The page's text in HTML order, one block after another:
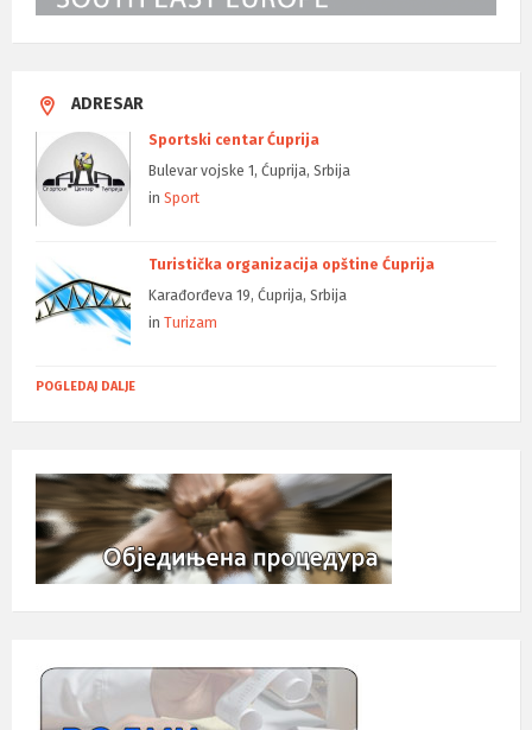
ADRESAR
Sportski centar Ćuprija
Bulevar vojske 1, Ćuprija, Srbija
in Sport
Turistička organizacija opštine Ćuprija
Karađorđeva 19, Ćuprija, Srbija
in Turizam
POGLEDAJ DALJE